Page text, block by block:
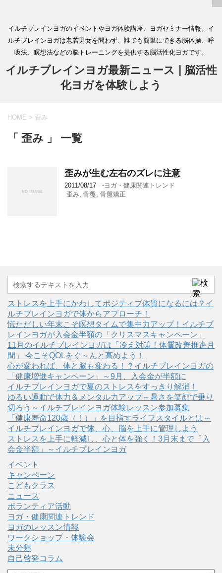
イルチブレインヨガのイベントやヨガ体験講座、ヨガセミナー情報。イ
ルチブレインヨガは老若男女を問わず、誰でも簡単にできる脳体操、呼
吸法、瞑想法などの脳トレーニングを提供する脳活性化ヨガです。
イルチブレインヨガ最新ニュース | 脳活性
化ヨガを体験しよう
HOME > 歪み
「 歪み 」 一覧
歪みが生む左右のズレに注意
2011/08/17 -ヨガ・健康関連トレンド
歪み 骨盤 骨盤矯正
ストレスを上手にかわしてポジティブ体質になるには？イ
ルチブレインヨガで体からアプローチ！
慌ただしい年末こそ瞑想タイムで集中力アップ！イルチブ
レインヨガが入会金半額の「クリスマスキャンペーン」
11月のイルチブレインヨガは「冷え対策！体質改善推進月
間」 今こそQOLをぐ～んと高めよう！
心が変われば、体と脳も変わる！？イルチブレインヨガの
「健康増進キャンペーン」～9月、入会金が半額に
イルチブレインヨガで夏のストレスをすっきり解消！
ゆるい運動で体力＆メンタル力アップ～暑さを笑顔で乗り
切ろう～イルチブレインヨガ体験レッスン参加募集
「健康寿命120歳（！）」を目指すライフスタイルとは～
イルチブレインヨガで体、心、脳を上手に管理しよう
ストレスを上手に軽減し、心と体を強く！3月末まで「入
会金半額」～イルチブレインヨガ
イベント
キャンペーン
こどもクラス
ニュース
ボランティア活動
ヨガ・健康関連トレンド
ヨガのレッスン情報
ワークショップ・体験会
未分類
自己啓発コラム